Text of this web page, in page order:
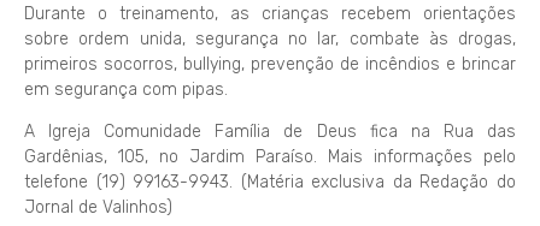
Durante o treinamento, as crianças recebem orientações
sobre ordem unida, segurança no lar, combate às drogas,
primeiros socorros, bullying, prevenção de incêndios e brincar
em segurança com pipas.
A Igreja Comunidade Família de Deus fica na Rua das
Gardênias, 105, no Jardim Paraíso. Mais informações pelo
telefone (19) 99163-9943. (Matéria exclusiva da Redação do
Jornal de Valinhos)